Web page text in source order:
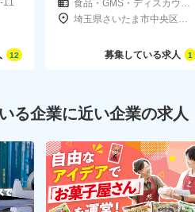
11
12
食品・GMS・ディスカウントストア
埼玉県さいたま市中央区下落合1050-2 与野太平ビル3F
募集している求人 1
る企業に近い企業の求人